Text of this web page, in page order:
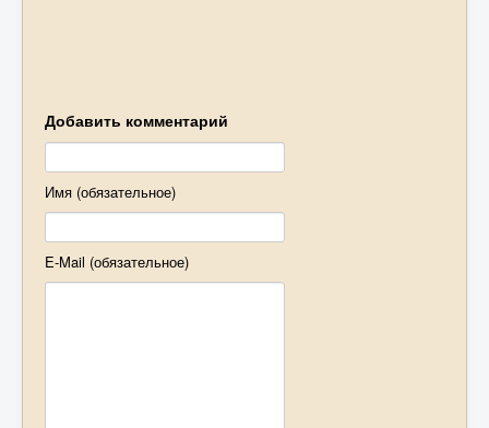
Добавить комментарий
Имя (обязательное)
E-Mail (обязательное)